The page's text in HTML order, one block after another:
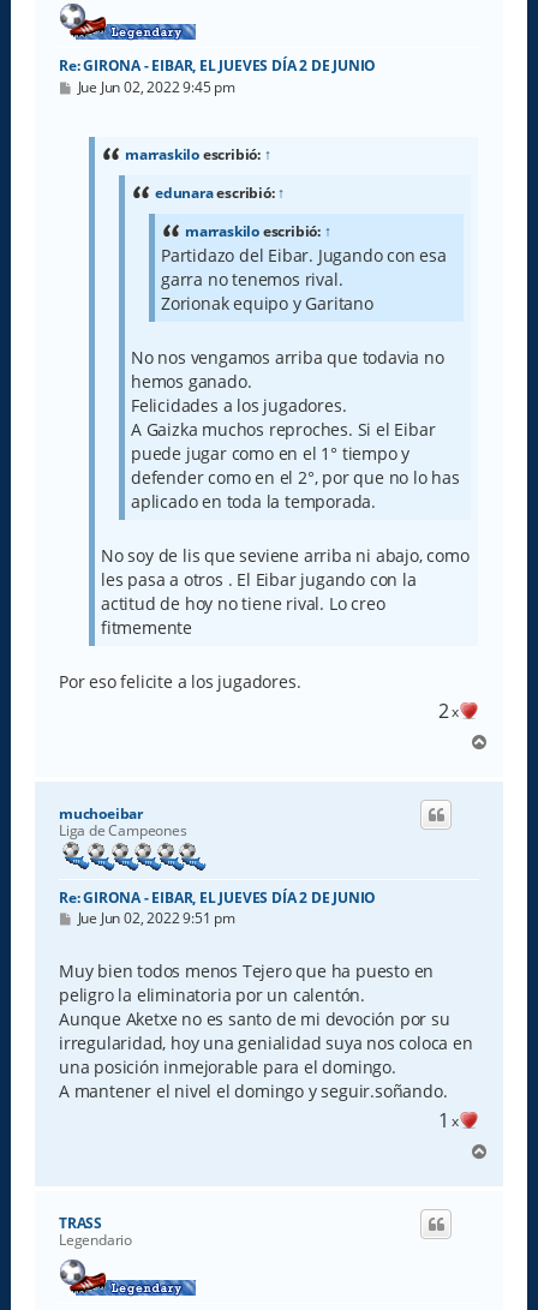
Re: GIRONA - EIBAR, EL JUEVES DÍA 2 DE JUNIO
M
Jue Jun 02, 2022 9:45 pm
marraskiloescribió: ↑
edunaraescribió:↑
marraskiloescribió: ↑
Partidazo del Eibar. Jugando con esa
garra no tenemos rival.
Zorionak equipo y Garitano
No nos vengamos arriba que todavia no
hemos ganado.
Felicidades a los jugadores.
A Gaizka muchos reproches. Si el Eibar
puede jugar como en el 1° tiempo y
defender como en el 2°, por que no lo has
aplicado en toda la temporada.
No soy de lis que seviene arriba ni abajo, como
les pasa a otros . El Eibar jugando con la
actitud de hoy no tiene rival. Lo creo
fitmemente
Por eso felicite a los jugadores.
2x
r
muchoeibar
Liga de Campeones
Re: GIRONA - EIBAR, EL JUEVES DÍA 2 DE JUNIO
M
s
a
j
e
Jue Jun 02, 2022 9:51 pm
Muy bien todos menos Tejero que ha puesto en
peligro la eliminatoria por un calentón.
Aunque Aketxe no es santo de mi devoción por su
irregularidad, hoy una genialidad suya nos coloca en
una posición inmejorable para el domingo.
A mantener el nivel el domingo y seguir.soñando.
1 x
r
TRASS
Legendario